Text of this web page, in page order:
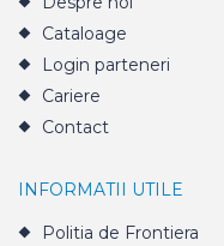
Cataloage
Login parteneri
Cariere
Contact
INFORMATII UTILE
Politia de Frontiera